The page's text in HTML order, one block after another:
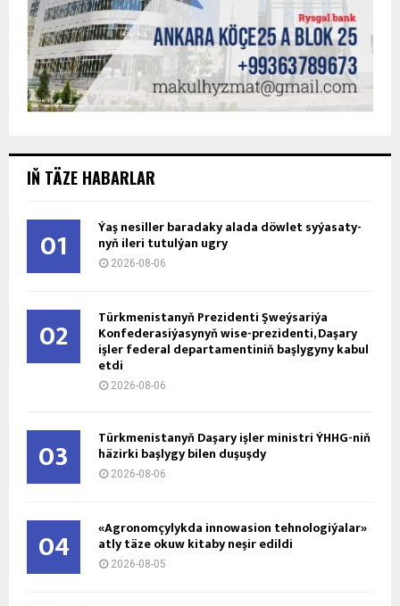
IŇ TÄZE HABARLAR
01 Ýaş ne­sil­ler ba­ra­da­ky ala­da döw­let sy­ýa­sa­ty­
nyň ile­ri tu­tul­ýan ug­ry
2026-08-06
02 Türkmenistanyň Prezidenti Şweýsariýa
Konfederasiýasynyň wise-prezidenti, Daşary
işler federal departamentiniň başlygyny kabul
etdi
2026-08-06
03 Türkmenistanyň Daşary işler ministri ÝHHG-niň
häzirki başlygy bilen duşuşdy
2026-08-06
04 «Agronomçylykda innowasion tehnologiýalar»
atly täze okuw kitaby neşir edildi
2026-08-05